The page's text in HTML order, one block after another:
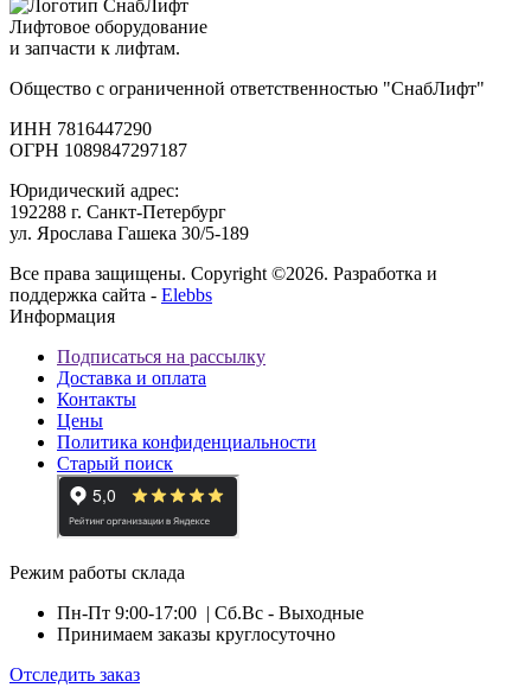
Лифтовое оборудование
и запчасти к лифтам.
Общество с ограниченной ответственностью "СнабЛифт"
ИНН 7816447290
ОГРН 1089847297187
Юридический адрес:
192288 г. Санкт-Петербург
ул. Ярослава Гашека 30/5-189
Все права защищены. Copyright ©2026. Разработка и
поддержка сайта - Elebbs
Информация
Подписаться на рассылку
Доставка и оплата
Контакты
Цены
Политика конфиденциальности
Старый поиск
Режим работы склада
Пн-Пт 9:00-17:00 | Сб.Вс - Выходные
Принимаем заказы круглосуточно
Отследить заказ